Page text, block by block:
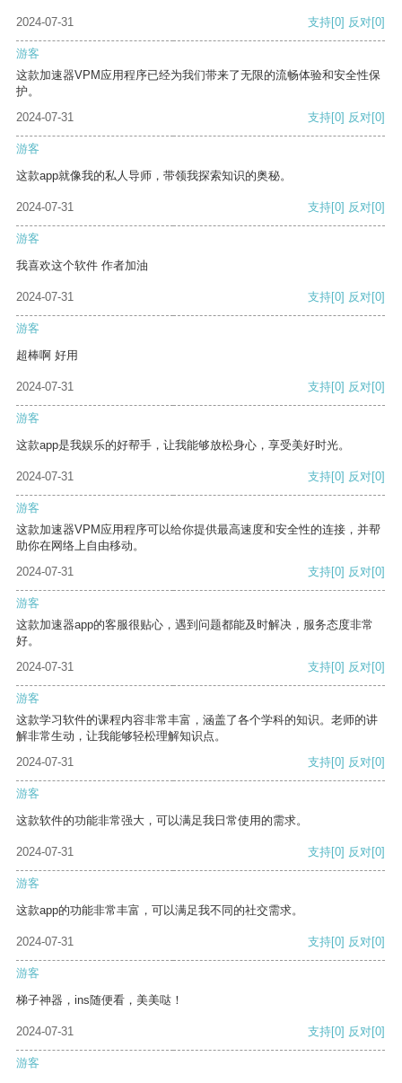
2024-07-31 支持[0] 反对[0]
游客
这款加速器VPM应用程序已经为我们带来了无限的流畅体验和安全性保
护。
2024-07-31
支持[0] 反对[0]
游客
这款app就像我的私人导师，带领我探索知识的奥秘。
2024-07-31 支持[0] 反对[0]
游客
我喜欢这个软件 作者加油
2024-07-31 支持[0] 反对[0]
游客
超棒啊 好用
2024-07-31 支持[0] 反对[0]
游客
这款app是我娱乐的好帮手，让我能够放松身心，享受美好时光。
2024-07-31 支持[0] 反对[0]
游客
这款加速器VPM应用程序可以给你提供最高速度和安全性的连接，并帮
助你在网络上自由移动。
2024-07-31
支持[0] 反对[0]
游客
这款加速器app的客服很贴心，遇到问题都能及时解决，服务态度非常
好。
2024-07-31
支持[0] 反对[0]
游客
这款学习软件的课程内容非常丰富，涵盖了各个学科的知识。老师的讲
解非常生动，让我能够轻松理解知识点。
2024-07-31
支持[0] 反对[0]
游客
这款软件的功能非常强大，可以满足我日常使用的需求。
2024-07-31 支持[0] 反对[0]
游客
这款app的功能非常丰富，可以满足我不同的社交需求。
2024-07-31 支持[0] 反对[0]
游客
梯子神器，ins随便看，美美哒！
2024-07-31 支持[0] 反对[0]
游客